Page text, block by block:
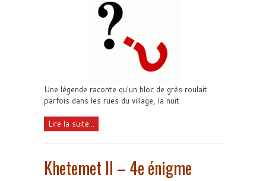
Une légende raconte qu'un bloc de grès roulait
parfois dans les rues du village, la nuit
Lire la suite...
Khetemet II – 4e énigme